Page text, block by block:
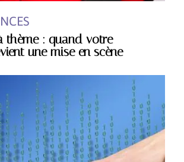
thème : quand votre
une mise en scène